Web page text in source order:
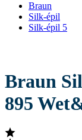
Braun
Silk-épil
Silk-épil 5
Braun
895